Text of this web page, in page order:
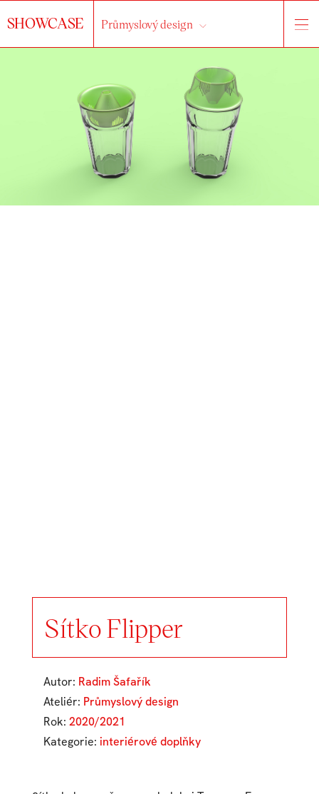
SHOWCASE Průmyslový design
Sítko Flipper
Autor: Radim Šafařík
Ateliér: Průmyslový design
Rok: 2020/2021
Kategorie: interiérové doplňky